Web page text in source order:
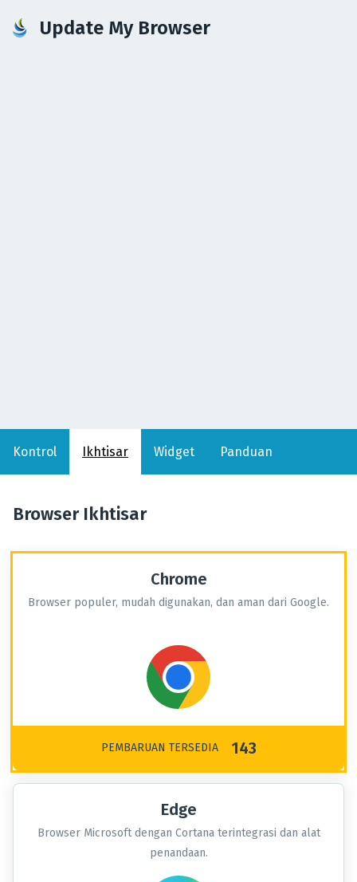
Update My Browser
Kontrol Ikhtisar Widget Panduan
Browser Ikhtisar
Chrome
Browser populer, mudah digunakan, dan aman dari Google.
PEMBARUAN TERSEDIA 143
Edge
Browser Microsoft dengan Cortana terintegrasi dan alat
penandaan.